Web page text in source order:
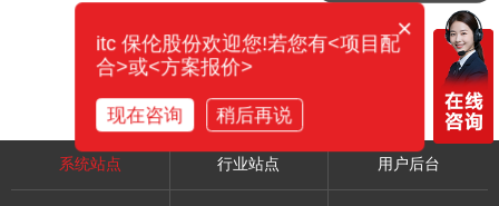
系统站点 行业站点 用户后台
×
itc 保伦股份欢迎您!若您有<项目配
合>或<方案报价>
现在咨询 稍后再说